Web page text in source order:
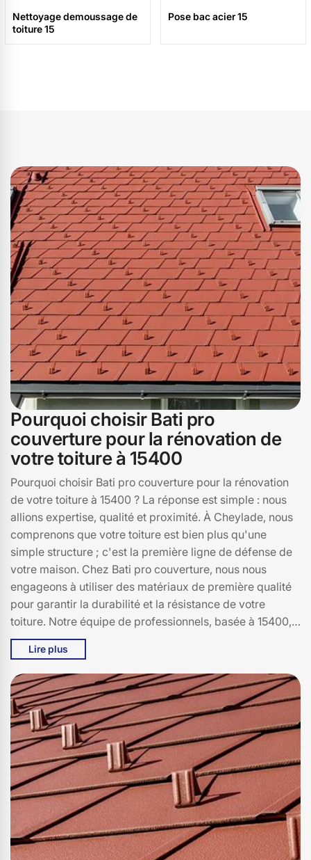
Nettoyage demoussage de
toiture 15
Pose bac acier 15
Pourquoi choisir Bati pro
couverture pour la rénovation de
votre toiture à 15400
Pourquoi choisir Bati pro couverture pour la rénovation
de votre toiture à 15400 ? La réponse est simple : nous
allions expertise, qualité et proximité. À Cheylade, nous
comprenons que votre toiture est bien plus qu'une
simple structure ; c'est la première ligne de défense de
votre maison. Chez Bati pro couverture, nous nous
engageons à utiliser des matériaux de première qualité
pour garantir la durabilité et la résistance de votre
toiture. Notre équipe de professionnels, basée à 15400,
possède une connaissance approfondie des conditions
climatiques locales, ce qui nous permet de vous offrir
des solutions adaptées et personnalisées. En choisissant
Bati pro couverture, vous bénéficiez d'un service
complet, de l'évaluation initiale à la finition impeccable,
le tout avec une transparence et une communication
constante. Faites confiance à Bati pro couverture pour
une rénovation de toiture qui combine esthétisme,
sécurité et tranquillité d'esprit.
Lire plus